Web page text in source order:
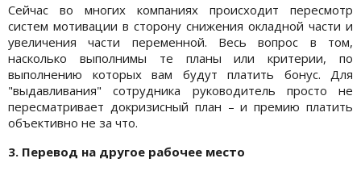
Сейчас во многих компаниях происходит пересмотр
систем мотивации в сторону снижения окладной части и
увеличения части переменной. Весь вопрос в том,
насколько выполнимы те планы или критерии, по
выполнению которых вам будут платить бонус. Для
"выдавливания" сотрудника руководитель просто не
пересматривает докризисный план – и премию платить
объективно не за что.
3. Перевод на другое рабочее место